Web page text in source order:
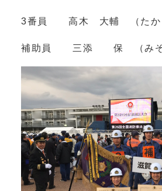
3番員 高木 大輔 （たか
補助員 三添 保 （みぞ